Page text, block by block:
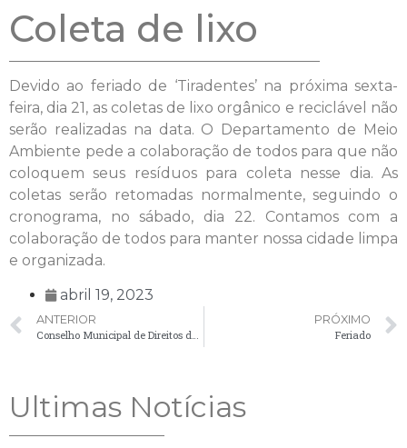
Coleta de lixo
Devido ao feriado de ‘Tiradentes’ na próxima sexta-
feira, dia 21, as coletas de lixo orgânico e reciclável não
serão realizadas na data. O Departamento de Meio
Ambiente pede a colaboração de todos para que não
coloquem seus resíduos para coleta nesse dia. As
coletas serão retomadas normalmente, seguindo o
cronograma, no sábado, dia 22. Contamos com a
colaboração de todos para manter nossa cidade limpa
e organizada.
abril 19, 2023
ANTERIOR
Conselho Municipal de Direitos da Criança e do Adolescente (CMDCA)
PRÓXIMO
Feriado
Ultimas Notícias